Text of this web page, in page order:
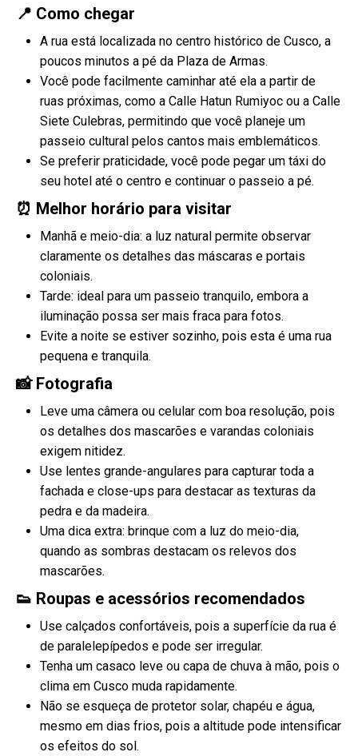
📍 Como chegar
A rua está localizada no centro histórico de Cusco, a
poucos minutos a pé da Plaza de Armas.
Você pode facilmente caminhar até ela a partir de
ruas próximas, como a Calle Hatun Rumiyoc ou a Calle
Siete Culebras, permitindo que você planeje um
passeio cultural pelos cantos mais emblemáticos.
Se preferir praticidade, você pode pegar um táxi do
seu hotel até o centro e continuar o passeio a pé.
⏰ Melhor horário para visitar
Manhã e meio-dia: a luz natural permite observar
claramente os detalhes das máscaras e portais
coloniais.
Tarde: ideal para um passeio tranquilo, embora a
iluminação possa ser mais fraca para fotos.
Evite a noite se estiver sozinho, pois esta é uma rua
pequena e tranquila.
📸 Fotografia
Leve uma câmera ou celular com boa resolução, pois
os detalhes dos mascarões e varandas coloniais
exigem nitidez.
Use lentes grande-angulares para capturar toda a
fachada e close-ups para destacar as texturas da
pedra e da madeira.
Uma dica extra: brinque com a luz do meio-dia,
quando as sombras destacam os relevos dos
mascarões.
👟 Roupas e acessórios recomendados
Use calçados confortáveis, pois a superfície da rua é
de paralelepípedos e pode ser irregular.
Tenha um casaco leve ou capa de chuva à mão, pois o
clima em Cusco muda rapidamente.
Não se esqueça de protetor solar, chapéu e água,
mesmo em dias frios, pois a altitude pode intensificar
os efeitos do sol.